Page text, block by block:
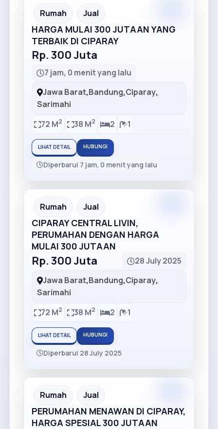
Recommended
Rumah Jual
HARGA MULAI 300 JUTAAN YANG
TERBAIK DI CIPARAY
Rp. 300 Juta
7 jam, 0 menit yang lalu
Jawa Barat,Bandung,Ciparay,
Sarimahi
72 M2 38 M2 2 1
LIHAT DETAIL HUBUNGI
Diperbarui 7 jam, 0 menit yang lalu
Recommended
Rumah Jual
CIPARAY CENTRAL LIVIN,
PERUMAHAN DENGAN HARGA
MULAI 300 JUTAAN
Rp. 300 Juta
28 July 2025
Jawa Barat,Bandung,Ciparay,
Sarimahi
72 M2 38 M2 2 1
LIHAT DETAIL HUBUNGI
Diperbarui 28 July 2025
Recommended
Rumah Jual
PERUMAHAN MENAWAN DI CIPARAY,
HARGA SPESIAL 300 JUTAAN